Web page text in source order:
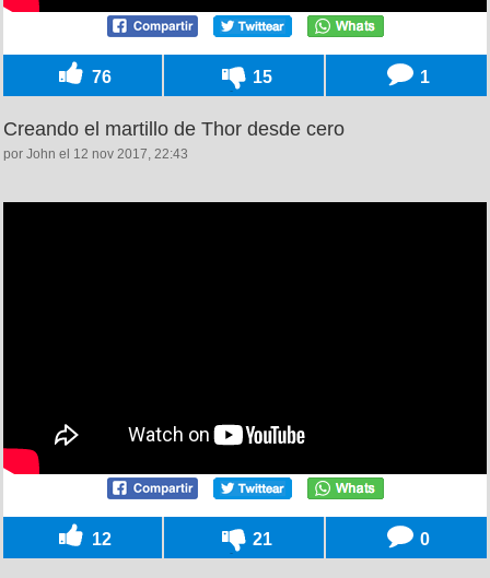
76 15 1
Creando el martillo de Thor desde cero
por John el 12 nov 2017, 22:43
12 21 0